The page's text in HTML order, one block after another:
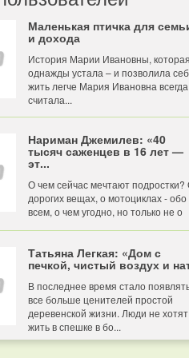
Маленькая птичка для
и дохода
История Марии Ивановны, которая
однажды устала – и позволила
жить легче Мария Ивановна всегда
считала...
Нариман Джемилев: «40
тысяч саженцев в 16 лет —
эт...
О чем сейчас мечтают подростки?
дорогих вещах, о мотоциклах - обо
всем, о чем угодно, но только не о
Татьяна Легкая: «Дом с
печкой, чистый воздух и
В последнее время стало
все больше ценителей простой
деревенской жизни. Люди не хотят
жить в спешке в бо...